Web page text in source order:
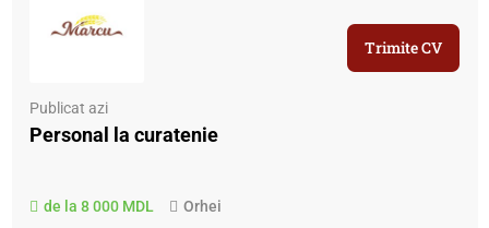
Publicat azi
Personal la curatenie
de la 8 000 MDL Orhei
Trimite CV